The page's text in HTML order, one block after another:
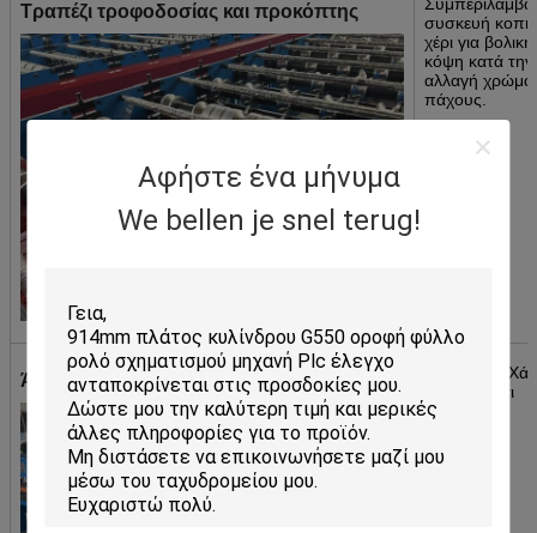
Αφήστε ένα μήνυμα
We bellen je snel terug!
Τραπέζι τροφοδοσίας και προκόπτης
συσκευή
χέρι για
κόψη κατά την
αλλαγή
πάχους.
Άξονας & τροχόσπιτο
Υλικό: 45#
Σβήσιμο και
επιχρίωση.